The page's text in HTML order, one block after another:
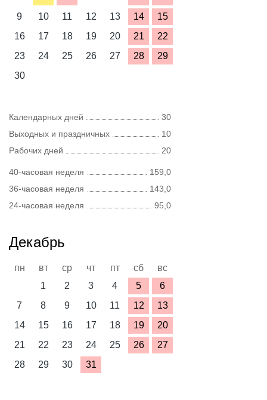
9
10 11 12 13 14
15
16
17 18 19 20 21
22
23
24 25 26 27 28
29
30
Календарных дней
30
Выходных и праздничных
10
Рабочих дней
20
40-часовая неделя
159,0
36-часовая неделя
143,0
24-часовая неделя
95,0
Декабрь
пн вт ср чт пт сб
вс
1
2 3 4 5
6
7
8 9 10 11 12
13
14
15 16 17 18 19
20
21
22 23 24 25 26
27
28
29 30 31